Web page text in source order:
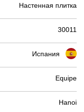
Настенная плитка
30011
Испания
Equipe
Hanoi